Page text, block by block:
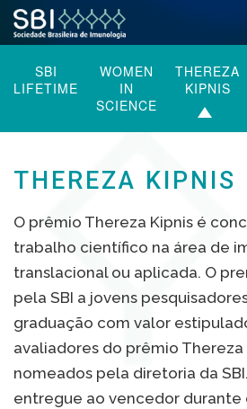
Pular
para
o
SBI
LIFETIME
WOMEN
IN
SCIENCE
THEREZA
KIPNIS
THEREZA KIPNIS
O prêmio Thereza Kipnis é
trabalho científico na área de
translacional ou aplicada. O
pela SBI a jovens
graduação com valor
avaliadores do prêmio Thereza
nomeados pela diretoria da
entregue ao vencedor durante